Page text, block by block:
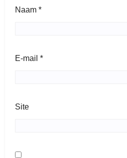
Naam *
E-mail *
Site